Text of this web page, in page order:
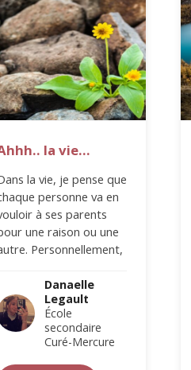
la vie…
la vie, je pense que
personne va en
à ses parents
une raison ou une
Personnellement,
Danaelle
Legault
École
secondaire
Curé-Mercure